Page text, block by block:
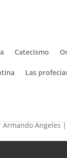
Catecismo
Las
Armando Angeles